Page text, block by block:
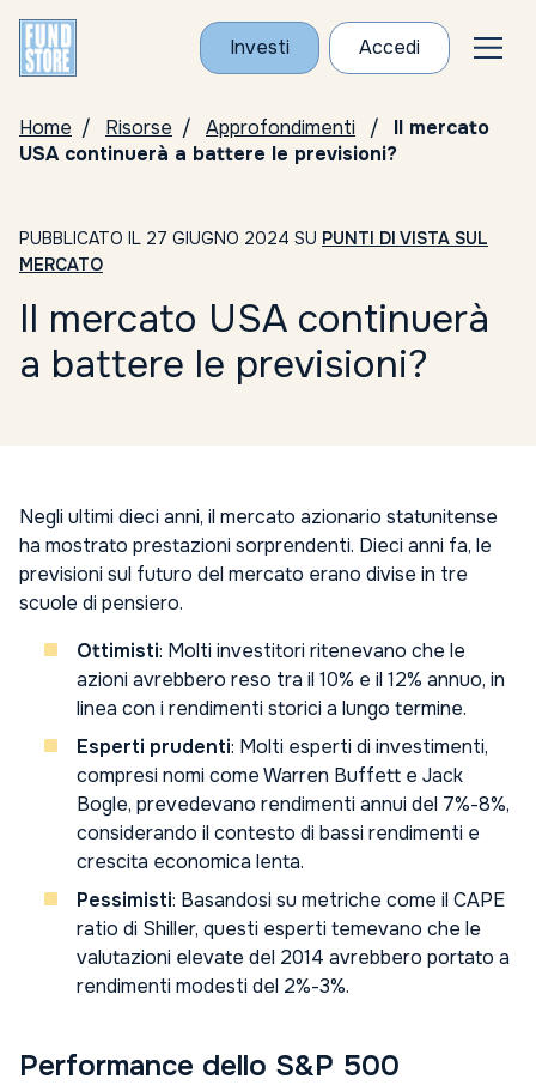
Investi Accedi
Home Risorse Approfondimenti
Il mercato
USA continuerà a battere le previsioni?
PUBBLICATO IL 27 GIUGNO 2024 SU PUNTI DI VISTA SUL
MERCATO
Il mercato USA continuerà
a battere le previsioni?
Negli ultimi dieci anni, il mercato azionario statunitense
ha mostrato prestazioni sorprendenti. Dieci anni fa, le
previsioni sul futuro del mercato erano divise in tre
scuole di pensiero.
Ottimisti: Molti investitori ritenevano che le
azioni avrebbero reso tra il 10% e il 12% annuo, in
linea con i rendimenti storici a lungo termine.
Esperti prudenti: Molti esperti di investimenti,
compresi nomi come Warren Buffett e Jack
Bogle, prevedevano rendimenti annui del 7%-8%,
considerando il contesto di bassi rendimenti e
crescita economica lenta.
Pessimisti: Basandosi su metriche come il CAPE
ratio di Shiller, questi esperti temevano che le
valutazioni elevate del 2014 avrebbero portato a
rendimenti modesti del 2%-3%.
Performance dello S&P 500